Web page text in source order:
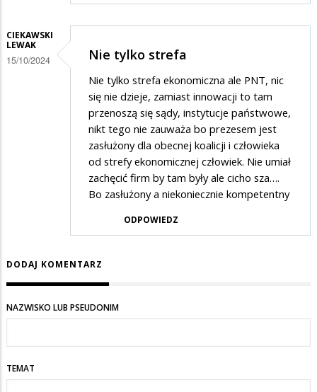
CIEKAWSKI
LEWAK
15/10/2024 Nie tylko strefa
Nie tylko strefa ekonomiczna ale PNT, nic
się nie dzieje, zamiast innowacji to tam
przenoszą się sądy, instytucje państwowe,
nikt tego nie zauważa bo prezesem jest
zasłużony dla obecnej koalicji i człowieka
od strefy ekonomicznej człowiek. Nie umiał
zachęcić firm by tam były ale cicho sza….
Bo zasłużony a niekoniecznie kompetentny
ODPOWIEDZ
DODAJ KOMENTARZ
NAZWISKO LUB PSEUDONIM
TEMAT